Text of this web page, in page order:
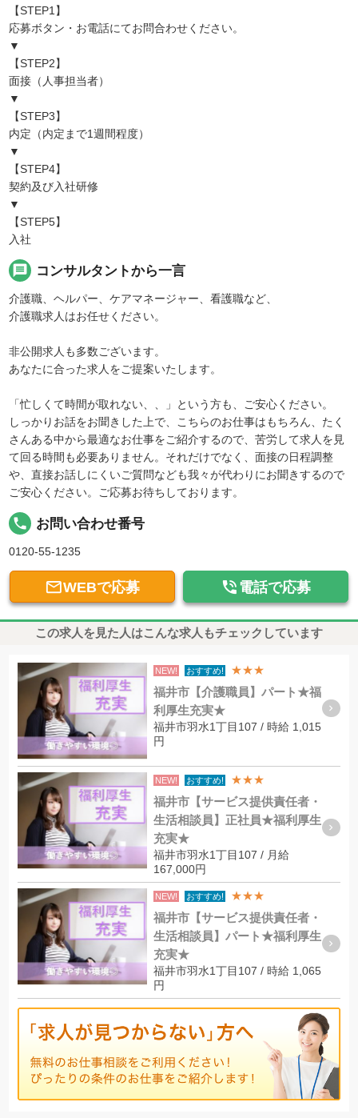
【STEP1】
応募ボタン・お電話にてお問合わせください。
▼
【STEP2】
面接（人事担当者）
▼
【STEP3】
内定（内定まで1週間程度）
▼
【STEP4】
契約及び入社研修
▼
【STEP5】
入社
message コンサルタントから一言
介護職、ヘルパー、ケアマネージャー、看護職など、
介護職求人はお任せください。
非公開求人も多数ございます。
あなたに合った求人をご提案いたします。
「忙しくて時間が取れない、、」という方も、ご安心ください。
しっかりお話をお聞きした上で、こちらのお仕事はもちろん、たく
さんある中から最適なお仕事をご紹介するので、苦労して求人を見
て回る時間も必要ありません。それだけでなく、面接の日程調整
や、直接お話しにくいご質問なども我々が代わりにお聞きするので
ご安心ください。ご応募お待ちしております。
local_phone お問い合わせ番号
0120-55-1235
WEBで応募  電話で応募
この求人を見た人はこんな求人もチェックしています
NEW! おすすめ! ★★★
福井市【介護職員】パート★福
利厚生充実★
福井市羽水1丁目107 / 時給 1,015
円
NEW! おすすめ! ★★★
福井市【サービス提供責任者・
生活相談員】正社員★福利厚生
充実★
福井市羽水1丁目107 / 月給
167,000円
NEW! おすすめ! ★★★
福井市【サービス提供責任者・
生活相談員】パート★福利厚生
充実★
福井市羽水1丁目107 / 時給 1,065
円